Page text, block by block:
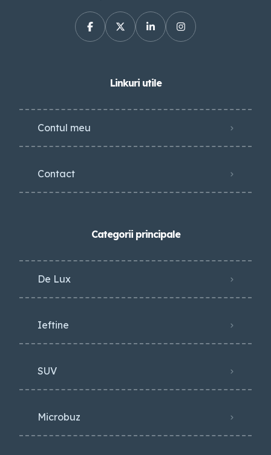
Linkuri utile
Contul meu
Contact
Categorii principale
De Lux
Ieftine
SUV
Microbuz